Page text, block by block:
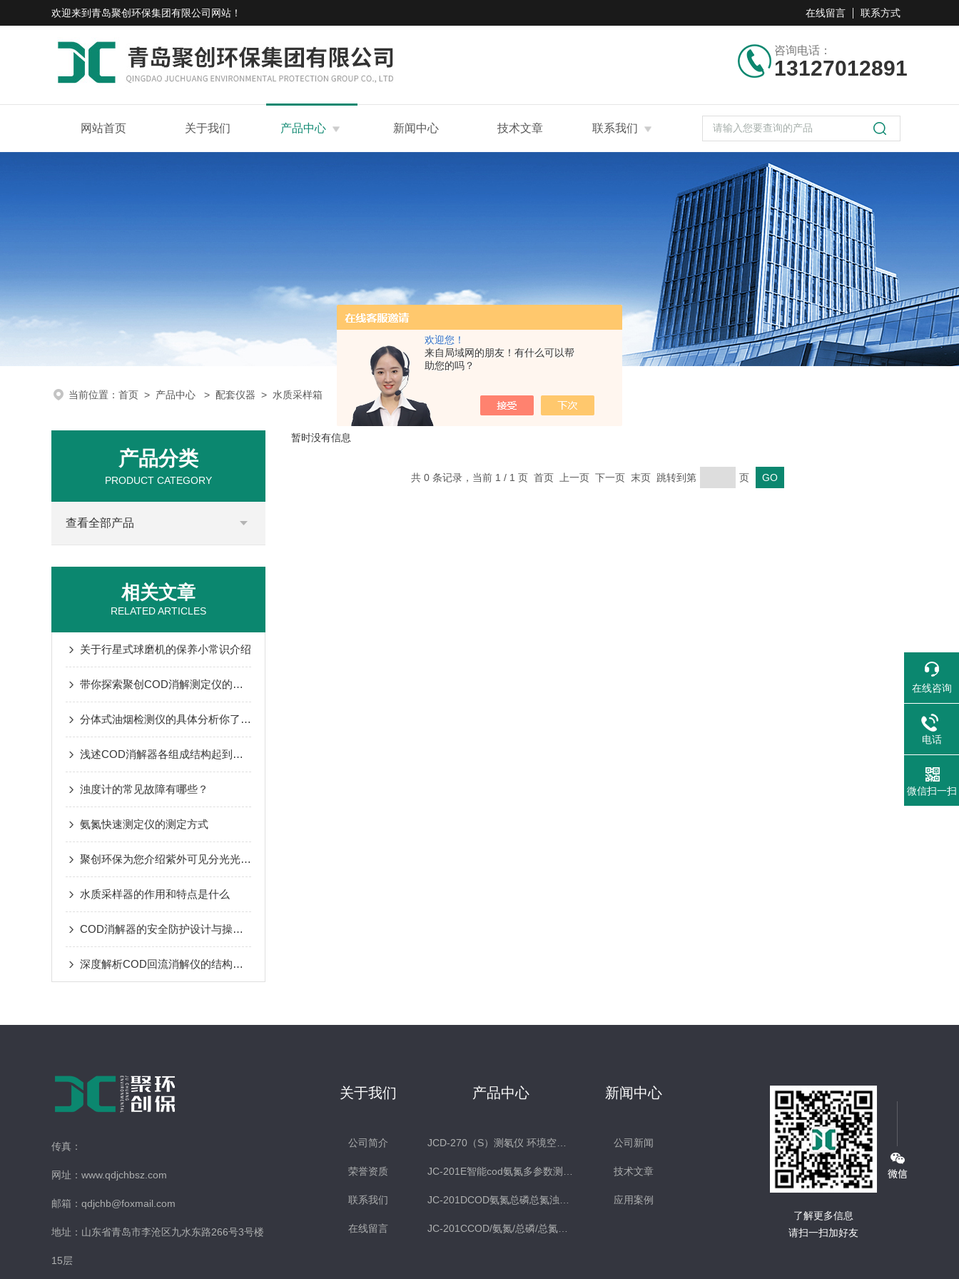
欢迎您！
来自局域网的朋友！有什么可以帮
助您的吗？
欢迎来到青岛聚创环保集团有限公司网站 ！ 在线留言 联系方式
咨询电话：
13127012891
网站首页 关于我们 产品中心 新闻中心 技术文章 联系我们
当前位置： 首页 > 产品中心 > 配套仪器 > 水质采样箱
产品分类
PRODUCT CATEGORY
查看全部产品
相关文章
RELATED ARTICLES
关于行星式球磨机的保养小常识介绍
带你探索聚创COD消解测定仪的秘密
分体式油烟检测仪的具体分析你了解多少
浅述COD消解器各组成结构起到的作用
浊度计的常见故障有哪些？
氨氮快速测定仪的测定方式
聚创环保为您介绍紫外可见分光光度计的用途以及使用注意事项
水质采样器的作用和特点是什么
COD消解器的安全防护设计与操作规范
深度解析COD回流消解仪的结构：毛刺回流管与冷却系统
暂时没有信息
共 0 条记录，当前 1 / 1 页 首页 上一页 下一页 末页 跳转到第 页
传真：
网址：www.qdjchbsz.com
邮箱：qdjchb@foxmail.com
地址：山东省青岛市李沧区九水东路266号3号楼
15层
关于我们
公司简介
荣誉资质
联系我们
在线留言
产品中心 新闻中心
公司新闻
技术文章
应用案例
了解更多信息
请扫一扫加好友
在线咨询
电话
微信扫一扫